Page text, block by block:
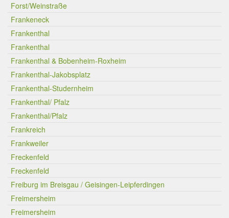
Forst/Weinstraße
Frankeneck
Frankenthal
Frankenthal
Frankenthal & Bobenheim-Roxheim
Frankenthal-Jakobsplatz
Frankenthal-Studernheim
Frankenthal/ Pfalz
Frankenthal/Pfalz
Frankreich
Frankweiler
Freckenfeld
Freckenfeld
Freiburg im Breisgau / Geisingen-Leipferdingen
Freimersheim
Freimersheim